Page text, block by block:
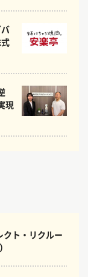
現
クト・リクルー